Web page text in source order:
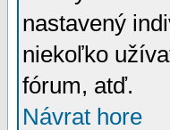
nastavený
niekoľko
fórum, atď.
Návrat hore